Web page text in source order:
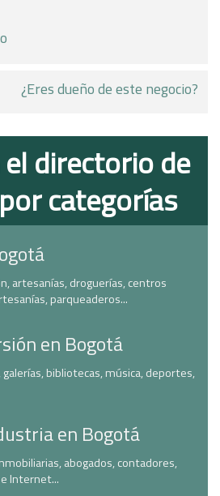
¿Eres dueño de este negocio?
el directorio de
categorías
artesanías, droguerías, centros
parqueaderos...
en Bogotá
bibliotecas, música, deportes,
en Bogotá
abogados, contadores,
Internet...